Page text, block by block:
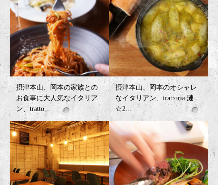
摂津本山、岡本の家族との
お食事に大人気なイタリア
ン、tratto...
摂津本山、岡本のオシャレ
なイタリアン、trattoria 漣
☆2...